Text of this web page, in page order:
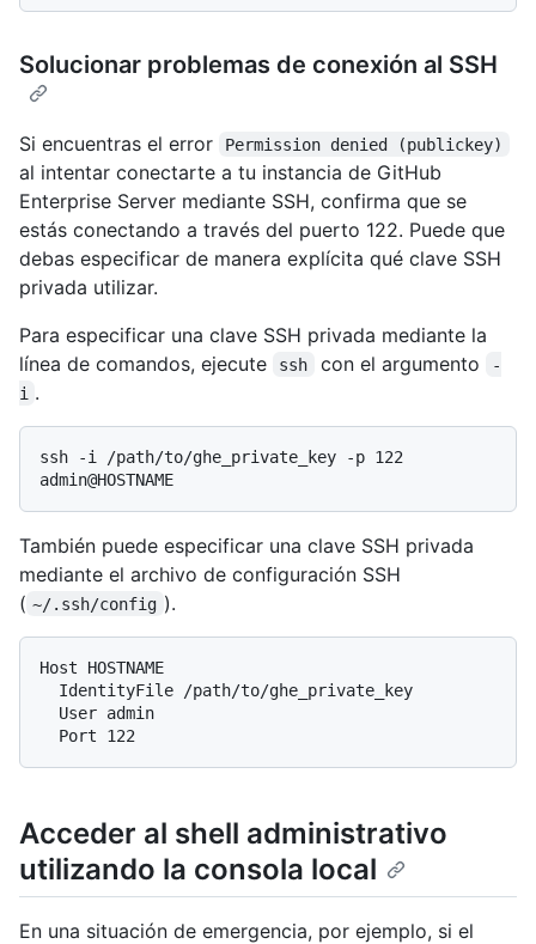
Solucionar problemas de conexión al SSH
Si encuentras el error Permission denied (publickey)
al intentar conectarte a tu instancia de GitHub
Enterprise Server mediante SSH, confirma que se
estás conectando a través del puerto 122. Puede que
debas especificar de manera explícita qué clave SSH
privada utilizar.
Para especificar una clave SSH privada mediante la
línea de comandos, ejecute
ssh con el argumento
-
i .
ssh -i /path/to/ghe_private_key -p 122
También puede especificar una clave SSH privada
mediante el archivo de configuración SSH
( ~/.ssh/config ).
Host HOSTNAME
Acceder al shell administrativo
utilizando la consola local
En una situación de emergencia, por ejemplo, si el